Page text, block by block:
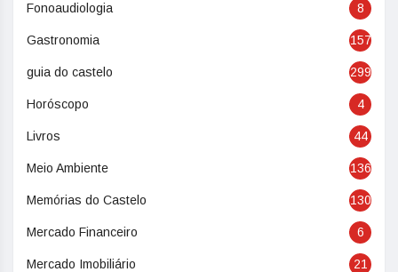
Fonoaudiologia 8
Gastronomia 157
guia do castelo 299
Horóscopo 4
Livros 44
Meio Ambiente 136
Memórias do Castelo 130
Mercado Financeiro 6
Mercado Imobiliário 21